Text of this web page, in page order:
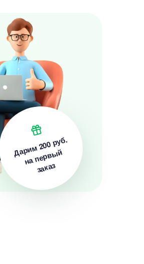
Дарим200 руб.
на первый
заказ